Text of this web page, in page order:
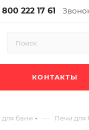
222 17 61
КОНТАКТЫ
бани — Печи для